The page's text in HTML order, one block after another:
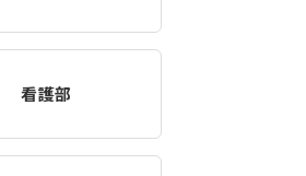
看護部